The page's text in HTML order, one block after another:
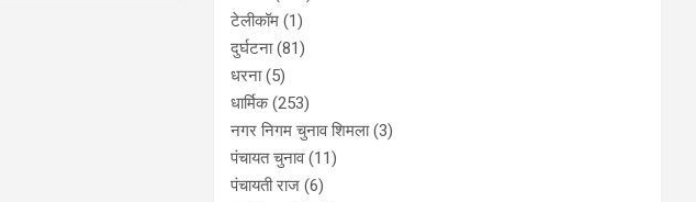
टेलीकॉम (1)
दुर्घटना(81)
धरना(5)
धार्मिक(253)
नगर निगम चुनाव शिमला(3)
पंचायत चुनाव(11)
पंचायती राज (6)